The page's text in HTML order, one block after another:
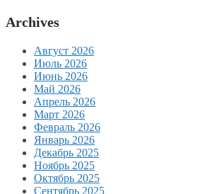
Archives
Август 2026
Июль 2026
Июнь 2026
Май 2026
Апрель 2026
Март 2026
Февраль 2026
Январь 2026
Декабрь 2025
Ноябрь 2025
Октябрь 2025
Сентябрь 2025